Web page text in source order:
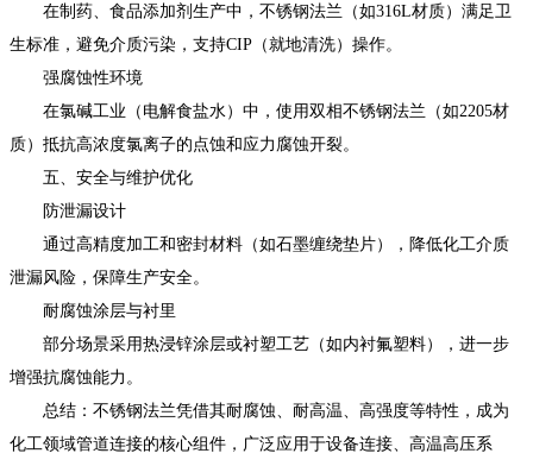
在制药、食品添加剂生产中，不锈钢法兰（如316L材质）满足卫
生标准，避免介质污染，支持CIP（就地清洗）操作。
强腐蚀性环境
在氯碱工业（电解食盐水）中，使用双相不锈钢法兰（如2205材
质）抵抗高浓度氯离子的点蚀和应力腐蚀开裂。
五、安全与维护优化
防泄漏设计
通过高精度加工和密封材料（如石墨缠绕垫片），降低化工介质
泄漏风险，保障生产安全。
耐腐蚀涂层与衬里
部分场景采用热浸锌涂层或衬塑工艺（如内衬氟塑料），进一步
增强抗腐蚀能力。
总结：不锈钢法兰凭借其耐腐蚀、耐高温、高强度等特性，成为
化工领域管道连接的核心组件，广泛应用于设备连接、高温高压系